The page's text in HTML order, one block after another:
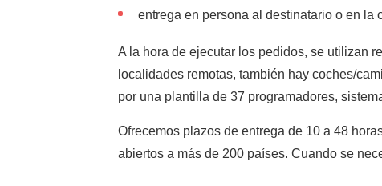
entrega en persona al destinatario o en la
A la hora de ejecutar los pedidos, se utilizan
localidades remotas, también hay coches/
por una plantilla de 37 programadores,
Ofrecemos plazos de entrega de 10 a 48
abiertos a más de 200 países. Cuando se